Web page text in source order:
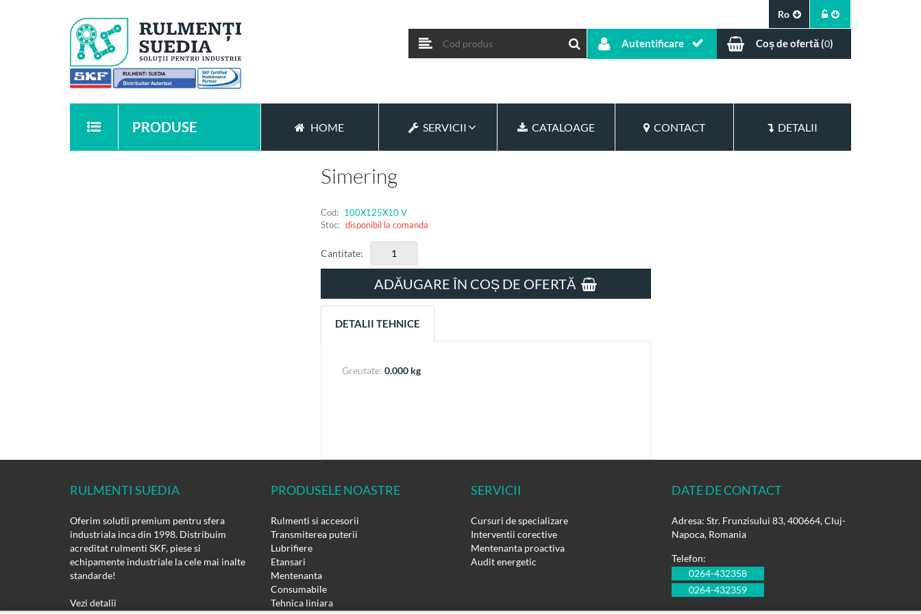
Ro
Autentificare Coș de ofertă (0)
PRODUSE HOME SERVICII CATALOAGE CONTACT DETALII
Simering
Cod: 100X125X10 V
Stoc: disponibil la comanda
Cantitate:
ADĂUGARE ÎN COȘ DE OFERTĂ
DETALII TEHNICE
Greutate: 0.000 kg
RULMENTI SUEDIA
Oferim solutii premium pentru sfera
industriala inca din 1998. Distribuim
acreditat rulmenti SKF, piese si
echipamente industriale la cele mai inalte
standarde!
Vezi detalii
PRODUSELE NOASTRE
Rulmenti si accesorii
Transmiterea puterii
Lubrifiere
Etansari
Mentenanta
Consumabile
Tehnica liniara
SERVICII
Cursuri de specializare
Interventii corective
Mentenanta proactiva
Audit energetic
DATE DE CONTACT
Adresa: Str. Frunzisului 83, 400664, Cluj-
Napoca, Romania
Telefon:
0264-432358
0264-432359